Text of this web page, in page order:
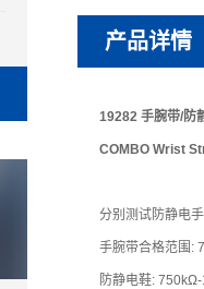
产品详情
19282 手腕带/防
COMBO Wrist
分别测试防静电
手腕带合格范围:
防静电鞋: